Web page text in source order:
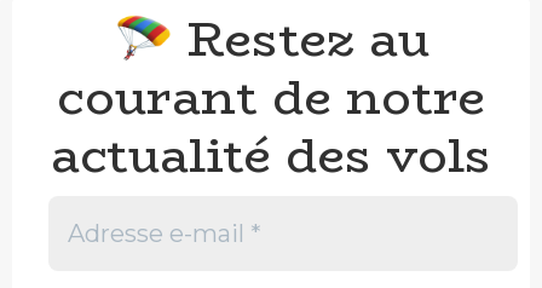
🪂 Restez au
courant de notre
actualité des vols